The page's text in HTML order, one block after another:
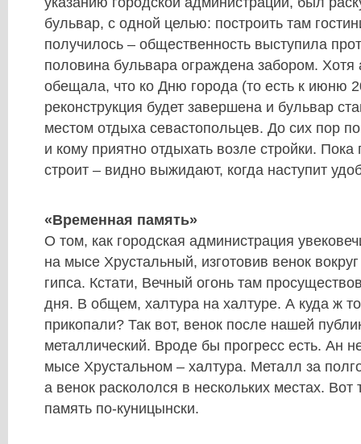
бульвар, с одной целью: построить там
получилось – общественность выступила
половина бульвара ограждена забором. Хотя
обещала, что ко Дню города (то есть к июню
реконструкция будет завершена и бульвар
местом отдыха севастопольцев. До сих пор
и кому приятно отдыхать возле стройки. Пока
строит – видно выжидают, когда наступит
«Временная память»
О том, как городская администрация
на мысе Хрустальный, изготовив венок
гипса. Кстати, Вечный огонь там
дня. В общем, халтура на халтуре. А куда ж
прикопали? Так вот, венок после нашей
металлический. Вроде бы прогресс есть. Ан
мысе Хрустальном – халтура. Металл за
а венок раскололся в нескольких местах. Вот
память по-куницынски.